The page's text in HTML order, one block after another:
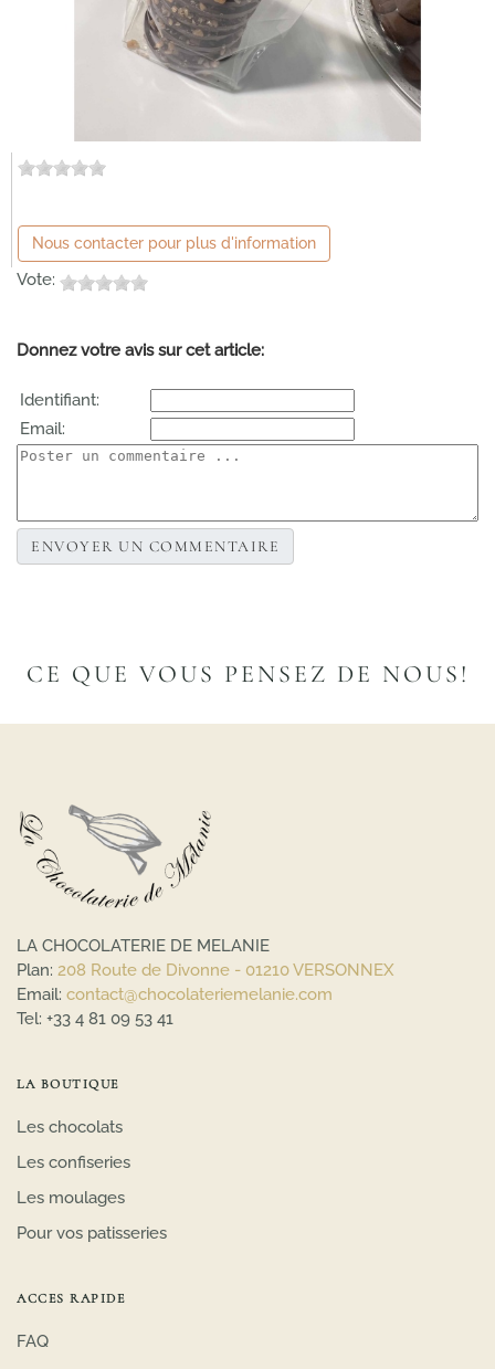
Nous contacter pour plus d'information
Vote:
Donnez votre avis sur cet article:
Identifiant:
Email:
CE QUE VOUS PENSEZ DE NOUS!
LA CHOCOLATERIE DE MELANIE
Plan: 208 Route de Divonne - 01210 VERSONNEX
Email: contact@chocolateriemelanie.com
Tel: +33 4 81 09 53 41
LA BOUTIQUE
Les chocolats
Les confiseries
Les moulages
Pour vos patisseries
ACCES RAPIDE
FAQ